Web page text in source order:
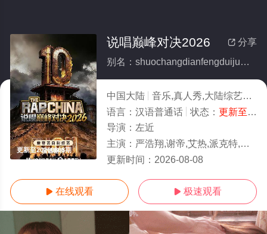
更新至20260808期
 分享
说唱巅峰对决2026
别名：shuochangdianfengduijue2026
中国大陆 音乐,真人秀,大陆综艺
语言： 汉语普通话 状态： 更新至20260808期
导演： 左近
主演： 严浩翔,谢帝,艾热,派克特,功夫胖,盛宇,杨长青,刘嘉裕,米尔艾力,李斯丹妮,布瑞
更新时间： 2026-08-08
 在线观看  极速观看